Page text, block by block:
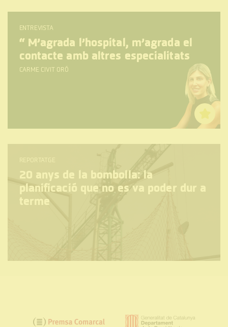
ENTREVISTA
“ M’agrada l’hospital, m’agrada el
contacte amb altres especialitats
CARME CIVIT ORÓ
REPORTATGE
20 anys de la bombolla: la
planificació que no es va poder dur a
terme